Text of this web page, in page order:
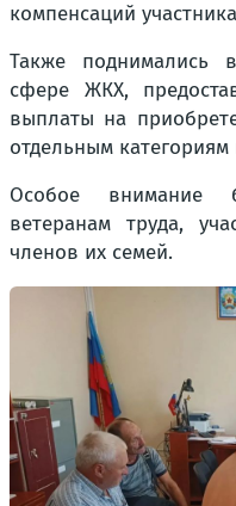
компенсаций
Также поднимались
сфере ЖКХ,
выплаты на
отдельным категориям
Особое внимание
ветеранам труда,
членов их семей.